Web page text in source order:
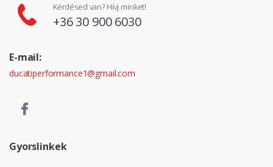
Kérdésed van? Hívj minket!
+36 30 900 6030
E-mail:
ducatiperformance1@gmail.com
Gyorslinkek